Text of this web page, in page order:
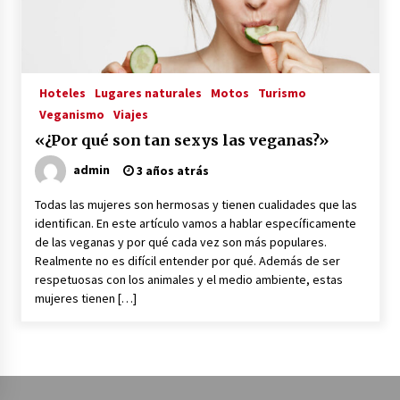
La Primera Maquina Casera para Crear Carne
Vegetal
3 años atrás
Empresas Veganas: Las Novedades Globales en
el Mundo Empresarial Vegano
3 años atrás
Viajar en moto por Colombia
3 años atrás
Hoteles Lugares naturales Motos
Turismo
Veganismo
Viajes
«¿Por qué son tan sexys las veganas?»
admin 3 años atrás
Todas las mujeres son hermosas y tienen cualidades que las
identifican. En este artículo vamos a hablar específicamente
de las veganas y por qué cada vez son más populares.
Realmente no es difícil entender por qué. Además de ser
respetuosas con los animales y el medio ambiente, estas
mujeres tienen […]